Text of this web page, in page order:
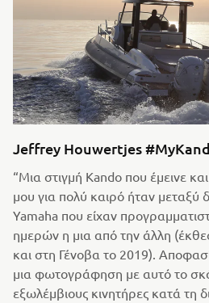
Jeffrey Houwertjes
“Μια στιγμή Kando που έμεινε
μου για πολύ καιρό ήταν
Yamaha που είχαν
ημερών η μια από την άλλη
και στη Γένοβα το 2019).
μια φωτογράφηση με αυτό το
εξωλέμβιους κινητήρες κατά τη